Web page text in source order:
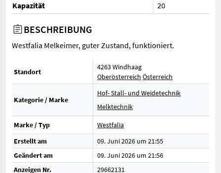
Kapazität 20
BESCHREIBUNG
Westfalia Melkeimer, guter Zustand, funktioniert.
Standort
4263 Windhaag
Oberösterreich Österreich
Kategorie / Marke
Hof- Stall- und Weidetechnik
Melktechnik
Marke / Typ
Westfalia
Erstellt am
09. Juni 2026 um 21:55
Geändert am
09. Juni 2026 um 21:56
Anzeigen Nr.
29662131